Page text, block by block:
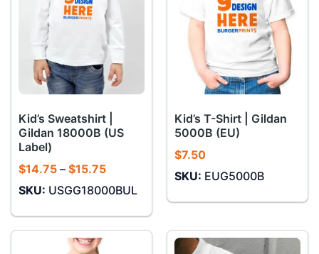
Kid’s Sweatshirt |
Gildan 18000B (US
Label)
$14.75 – $15.75Khoảng
từ
đến
SKU: USGG18000BUL
Kid’s T-Shirt | Gildan
5000B (EU)
$7.50
SKU: EUG5000B